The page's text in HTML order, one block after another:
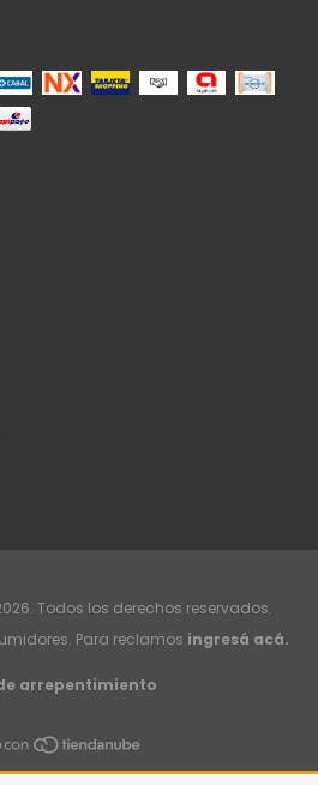
Todos los derechos reservados.
Para reclamos ingresá acá.
arrepentimiento